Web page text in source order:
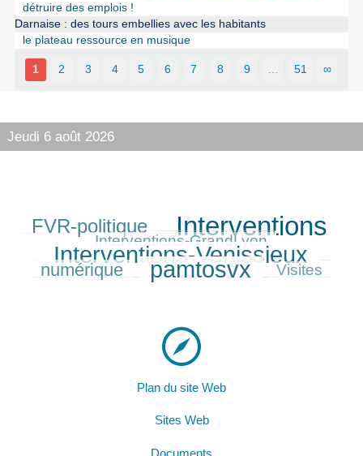
détruire des emplois !
Darnaise : des tours embellies avec les habitants
le plateau ressource en musique
1 2 3 4 5 6 7 8 9 51 ∞
Jeudi 6 août 2026
265/454
FVR-politique
454/454 Interventions
98/454
Interventions-GrandLyon
Interventions-Venissieux
237/454
numérique
373/454 pamtosvx
123/454 Visites
Plan du site Web
Sites Web